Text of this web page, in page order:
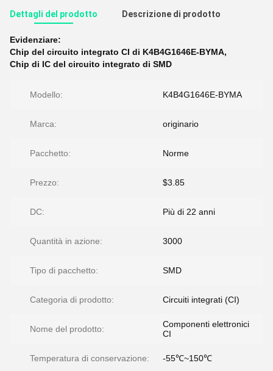
Dettagli del prodotto Descrizione di prodotto
Evidenziare:
Chip del circuito integrato CI di K4B4G1646E-BYMA,
Chip di IC del circuito integrato di SMD
Modello: K4B4G1646E-BYMA
Marca: originario
Pacchetto: Norme
Prezzo: $3.85
DC: Più di 22 anni
Quantità in azione: 3000
Tipo di pacchetto: SMD
Categoria di prodotto: Circuiti integrati (CI)
Nome del prodotto:
Componenti elettronici
CI
Temperatura di conservazione: -55℃~150℃